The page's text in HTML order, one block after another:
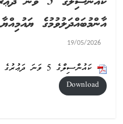
އާންމުބައްދަލުވުމުގެ ޔައުމިއްޔާ
19/05/2026
ކައުންސިލްގެ 5 ވަނަ ދަޢުރުގެ 01ވަނަ އާންމުބައްދަލުވުމުގެ ޔައުމިއްޔާ
Download